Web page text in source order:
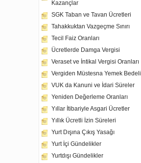
Kazançlar
SGK Taban ve Tavan Ücretleri
Tahakkuktan Vazgeçme Sınırı
Tecil Faiz Oranları
Ücretlerde Damga Vergisi
Veraset ve İntikal Vergisi Oranları
Vergiden Müstesna Yemek Bedeli
VUK da Kanuni ve İdari Süreler
Yeniden Değerleme Oranları
Yıllar İtibariyle Asgari Ücretler
Yıllık Ücretli İzin Süreleri
Yurt Dışına Çıkış Yasağı
Yurt İçi Gündelikler
Yurtdışı Gündelikler